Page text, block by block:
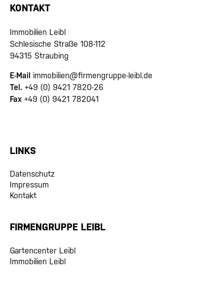
KONTAKT
Immobilien Leibl
Schlesische Straße 108-112
94315 Straubing
E-Mail immobilien@firmengruppe-leibl.de
Tel. +49 (0) 9421 7820-26
Fax +49 (0) 9421 782041
LINKS
Datenschutz
Impressum
Kontakt
FIRMENGRUPPE LEIBL
Gartencenter Leibl
Immobilien Leibl